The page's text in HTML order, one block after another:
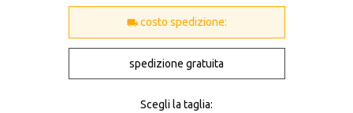
costo spedizione:
spedizione gratuita
Scegli la taglia: